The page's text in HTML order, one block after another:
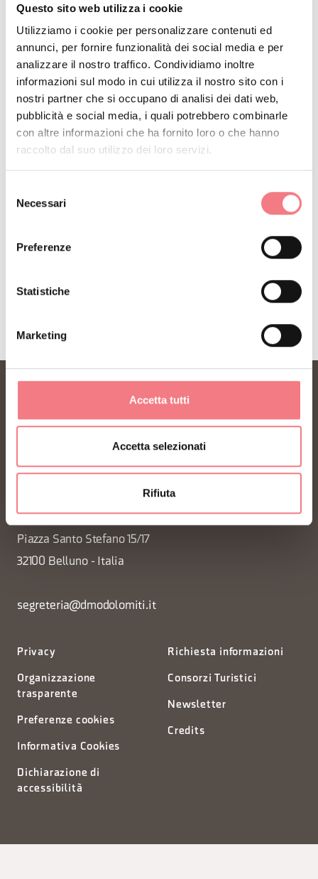
Questo sito web utilizza i cookie
Utilizziamo i cookie per personalizzare contenuti ed
annunci, per fornire funzionalità dei social media e per
analizzare il nostro traffico. Condividiamo inoltre
informazioni sul modo in cui utilizza il nostro sito con i
nostri partner che si occupano di analisi dei dati web,
pubblicità e social media, i quali potrebbero combinarle
con altre informazioni che ha fornito loro o che hanno
raccolto dal suo utilizzo dei loro servizi.
delNecessari
Preferenze
Statistiche
Marketing
Accetta tutti
Accetta selezionati
Rifiuta
RICHIEDI INFORMAZIONI
RESTA IN CONTATTO
consigli per la tua vacanza in ogni stagione.
FONDAZIONE DMO DOLOMITI BELLUNESI
Piazza Santo Stefano 15/17
32100 Belluno - Italia
segreteria@dmodolomiti.it
Privacy
Organizzazione
trasparente
Preferenze cookies
Informativa Cookies
Dichiarazione di
accessibilità
Richiesta informazioni
Consorzi Turistici
Newsletter
Credits